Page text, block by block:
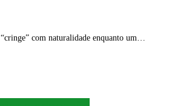
com naturalidade enquanto um…